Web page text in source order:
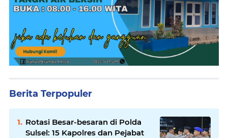
Berita Terpopuler
Rotasi Besar-besaran di Polda
Sulsel: 15 Kapolres dan Pejabat